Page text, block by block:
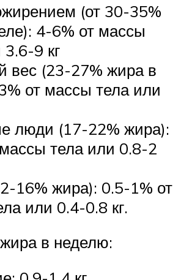
(от 30-35%
4-6% от массы
9 кг
вес (23-27% жира в
от массы тела или
люди (17-22% жира):
тела или 0.8-2
16% жира): 0.5-1% от
или 0.4-0.8 кг.
в неделю: